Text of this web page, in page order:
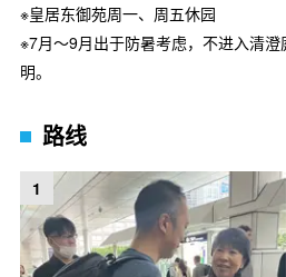
※皇居东御苑周一、周五休园
※7月～9月出于防暑考虑，不进入清
明。
路线
1